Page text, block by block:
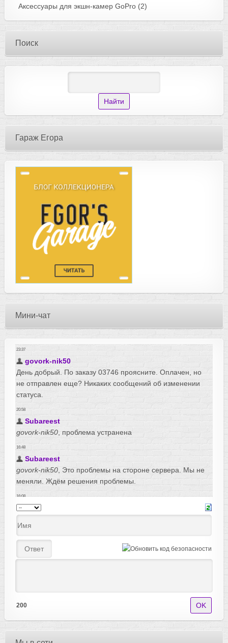
Аксессуары для экшн-камер GoPro (2)
Поиск
Гараж Егора
Мини-чат
200